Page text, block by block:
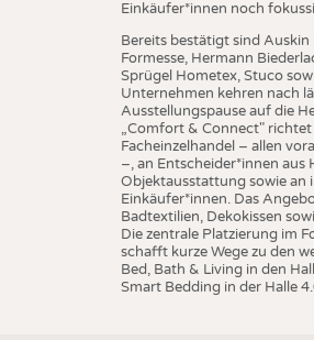
Einkäufer*innen noch
Bereits bestätigt sind Auskin
Formesse, Hermann
Sprügel Hometex, Stuco
Unternehmen kehren nach
Ausstellungspause auf die
„Comfort & Connect" richtet
Facheinzelhandel – allen
–, an Entscheider*innen aus
Objektausstattung sowie an
Einkäufer*innen. Das
Badtextilien, Dekokissen
Die zentrale Platzierung im
schafft kurze Wege zu den
Bed, Bath & Living in den
Smart Bedding in der Halle